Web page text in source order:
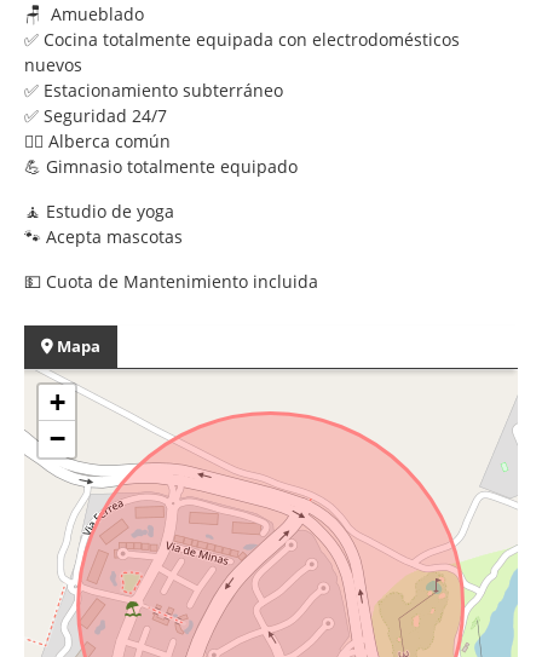
🪑 Amueblado
✅ Cocina totalmente equipada con electrodomésticos
nuevos
✅ Estacionamiento subterráneo
✅ Seguridad 24/7
🏊‍♀️ Alberca común
💪 Gimnasio totalmente equipado
🧘 Estudio de yoga
🐾 Acepta mascotas
💵 Cuota de Mantenimiento incluida
Mapa
+
−